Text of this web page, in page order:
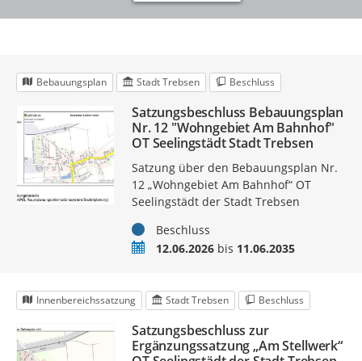
Bebauungsplan Stadt Trebsen Beschluss
Satzungsbeschluss Bebauungsplan
Nr. 12 "Wohngebiet Am Bahnhof"
OT Seelingstädt Stadt Trebsen
Satzung über den Bebauungsplan Nr.
12 „Wohngebiet Am Bahnhof“ OT
Seelingstädt der Stadt Trebsen
StatusBeschluss
Zeitraum12.06.2026bis 11.06.2035
Innenbereichssatzung Stadt Trebsen Beschluss
Satzungsbeschluss zur
Ergänzungssatzung „Am Stellwerk“